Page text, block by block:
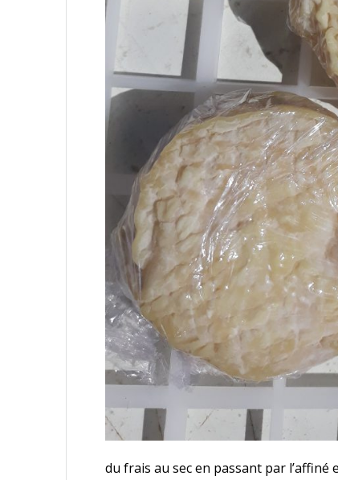
du frais au sec en passant par l’affiné